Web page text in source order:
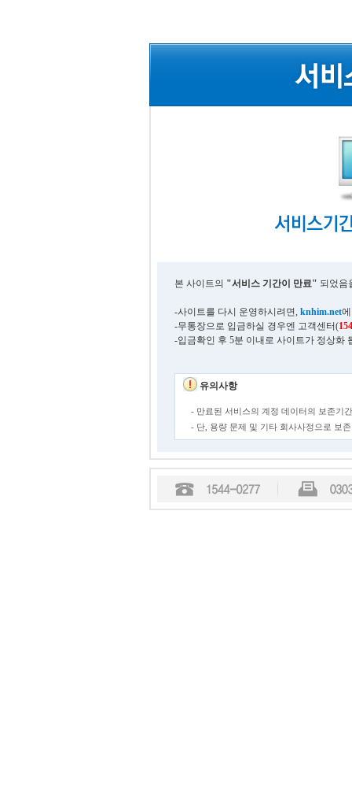
본 사이트의 "서비스 기간이 만료" 되었음
-사이트를 다시 운영하시려면, knhim.net
-무통장으로 입금하실 경우엔 고객센터(
-입금확인 후 5분 이내로 사이트가 정상화
유의사항
- 만료된 서비스의 계정 데이터의 보존기
- 단, 용량 문제 및 기타 회사사정으로 보